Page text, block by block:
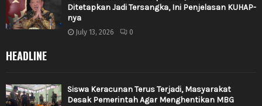
Ditetapkan Jadi Tersangka, Ini Penjelasan KUHAP-
nya
July 13, 2026 0
HEADLINE
Siswa Keracunan Terus Terjadi, Masyarakat
Desak Pemerintah Agar Menghentikan MBG